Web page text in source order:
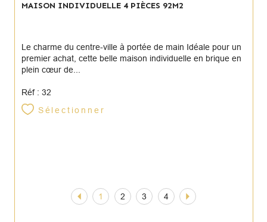
MAISON INDIVIDUELLE 4 PIÈCES 92M2
Le charme du centre-ville à portée de main Idéale pour un
premier achat, cette belle maison individuelle en brique en
plein cœur de...
Réf : 32
Sélectionner
1 2 3 4